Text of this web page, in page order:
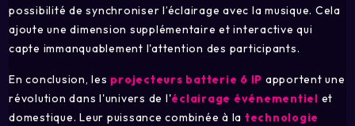
possibilité de synchroniser l’éclairage avec la musique. Cela
ajoute une dimension supplémentaire et interactive qui
capte immanquablement l'attention des participants.
En conclusion, les projecteurs batterie 6 IP apportent une
révolution dans l'univers de l'éclairage événementiel et
domestique. Leur puissance combinée à la technologie